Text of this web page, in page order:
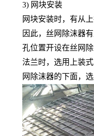
3) 网块安装
网块安装时，有从
因此，丝网除沫器
孔位置开设在丝网
法兰时，选用上装
网除沫器的下面，